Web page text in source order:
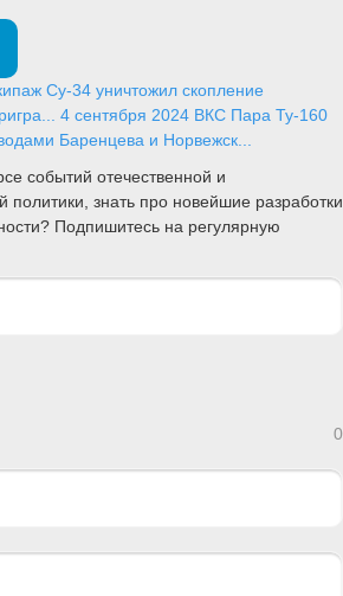
Су-34 уничтожил скопление
4 сентября 2024 ВКС Пара Ту-160
Баренцева и Норвежск...
событий отечественной и
знать про новейшие разработки
Подпишитесь на регулярную
0